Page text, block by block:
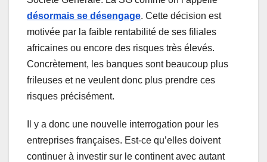
désormais se désengage. Cette décision est
motivée par la faible rentabilité de ses filiales
africaines ou encore des risques très élevés.
Concrètement, les banques sont beaucoup plus
frileuses et ne veulent donc plus prendre ces
risques précisément.
Il y a donc une nouvelle interrogation pour les
entreprises françaises. Est-ce qu’elles doivent
continuer à investir sur le continent avec autant